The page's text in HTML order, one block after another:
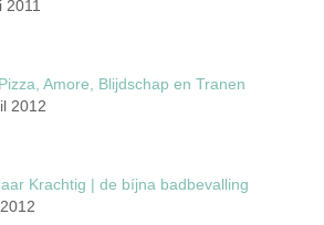
2011
Amore, Blijdschap en Tranen
2012
Krachtig | de bíjna badbevalling